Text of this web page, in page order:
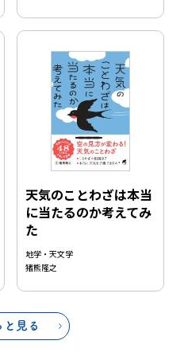
天気のことわざは本当
に当たるのか考えてみ
た
地学・天文学
猪熊隆之
と見る